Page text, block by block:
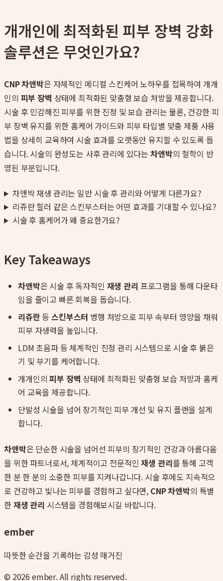
개개인에 최적화된 피부 장벽 강화
솔루션은 무엇인가요?
CNP 차앤박은 자체적인 메디컬 스킨케어 노하우를 접목하여 개개
인의 피부 장벽 상태에 최적화된 맞춤형 보습 처방을 제공합니다.
시술 후 민감해진 피부를 위한 진정 및 보습 관리는 물론, 건강한 피
부 장벽 유지를 위한 홈케어 가이드와 피부 타입별 맞춤 제품 사용
법을 상세히 교육하여 시술 효과를 오랫동안 유지할 수 있도록 돕
습니다. 시술의 완성도는 사후 관리에 있다는 차앤박의 철학이 반
영된 부분입니다.
차앤박 재생 관리는 일반 시술 후 관리와 어떻게 다른가요?
리쥬란 힐러 같은 스킨부스터는 어떤 효과를 기대할 수 있나요?
시술 후 홈케어가 왜 중요한가요?
Key Takeaways
차앤박은 시술 후 독자적인 재생 관리 프로그램을 통해 다운타
임을 줄이고 빠른 회복을 돕습니다.
리쥬란 등스킨부스터 병행 처방으로 피부 속부터 영양을 채워
피부 자생력을 높입니다.
LDM 초음파 등 체계적인 진정 관리 시스템으로 시술 후 붉은
기 및 부기를 케어합니다.
개개인의피부 장벽 상태에 최적화된 맞춤형 보습 처방과 홈케
어 교육을 제공합니다.
단발성 시술을 넘어 장기적인 피부 개선 및 유지 플랜을 설계
합니다.
차앤박은 단순한 시술을 넘어선 피부의 장기적인 건강과 아름다움
을 위한 파트너로서, 체계적이고 전문적인재생 관리를 통해 고객
한 분 한 분의 소중한 피부를 지켜나갑니다. 시술 후에도 지속적으
로 건강하고 빛나는 피부를 경험하고 싶다면, CNP 차앤박의 특별
한재생 관리 시스템을 경험해보시길 바랍니다.
ember
따뜻한 순간을 기록하는 감성 매거진
© 2026 ember. All rights reserved.